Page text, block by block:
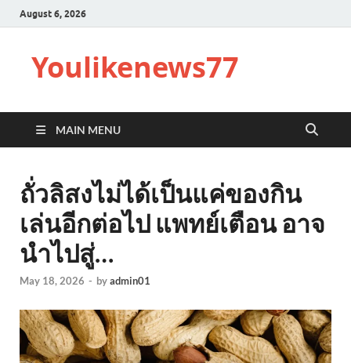
August 6, 2026
Youlikenews77
MAIN MENU
ถั่วลิสงไม่ได้เป็นแค่ของกิน
เล่นอีกต่อไป แพทย์เตือน อาจ
นำไปสู่…
May 18, 2026 - byadmin01